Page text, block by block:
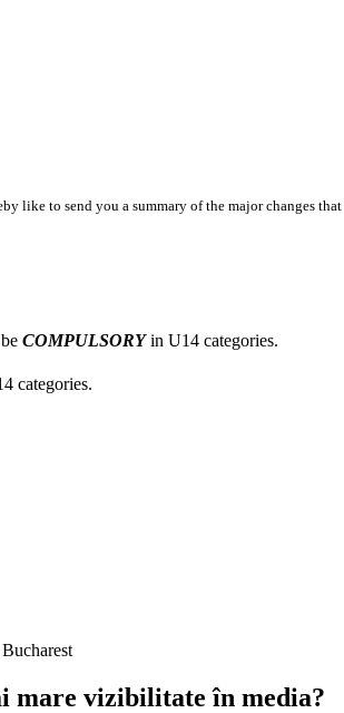
like to send you a summary of the major changes
COMPULSORYin U14 categories.
categories.
mare vizibilitate în media?